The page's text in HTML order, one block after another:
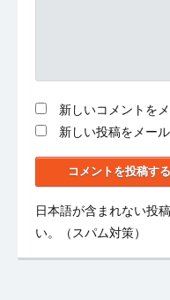
新しいコメントを
新しい投稿をメー
日本語が含まれない投
い。（スパム対策）